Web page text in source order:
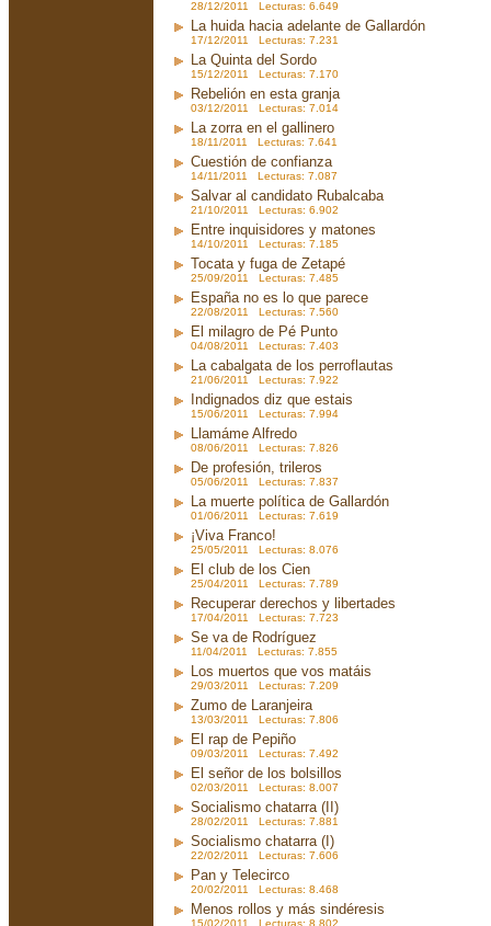
28/12/2011 Lecturas: 6.649
La huida hacia adelante de Gallardón
17/12/2011 Lecturas: 7.231
La Quinta del Sordo
15/12/2011 Lecturas: 7.170
Rebelión en esta granja
03/12/2011 Lecturas: 7.014
La zorra en el gallinero
18/11/2011 Lecturas: 7.641
Cuestión de confianza
14/11/2011 Lecturas: 7.087
Salvar al candidato Rubalcaba
21/10/2011 Lecturas: 6.902
Entre inquisidores y matones
14/10/2011 Lecturas: 7.185
Tocata y fuga de Zetapé
25/09/2011 Lecturas: 7.485
España no es lo que parece
22/08/2011 Lecturas: 7.560
El milagro de Pé Punto
04/08/2011 Lecturas: 7.403
La cabalgata de los perroflautas
21/06/2011 Lecturas: 7.922
Indignados diz que estais
15/06/2011 Lecturas: 7.994
Llamáme Alfredo
08/06/2011 Lecturas: 7.826
De profesión, trileros
05/06/2011 Lecturas: 7.837
La muerte política de Gallardón
01/06/2011 Lecturas: 7.619
¡Viva Franco!
25/05/2011 Lecturas: 8.076
El club de los Cien
25/04/2011 Lecturas: 7.789
Recuperar derechos y libertades
17/04/2011 Lecturas: 7.723
Se va de Rodríguez
11/04/2011 Lecturas: 7.855
Los muertos que vos matáis
29/03/2011 Lecturas: 7.209
Zumo de Laranjeira
13/03/2011 Lecturas: 7.806
El rap de Pepiño
09/03/2011 Lecturas: 7.492
El señor de los bolsillos
02/03/2011 Lecturas: 8.007
Socialismo chatarra (II)
28/02/2011 Lecturas: 7.881
Socialismo chatarra (I)
22/02/2011 Lecturas: 7.606
Pan y Telecirco
20/02/2011 Lecturas: 8.468
Menos rollos y más sindéresis
15/02/2011 Lecturas: 8.802